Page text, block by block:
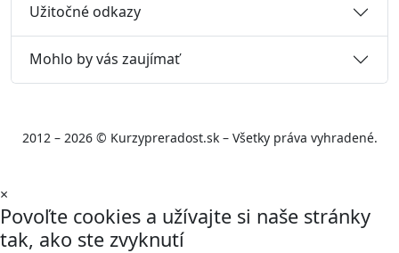
Užitočné odkazy
Mohlo by vás zaujímať
2012 – 2026 © Kurzypreradost.sk – Všetky práva vyhradené.
×
Povoľte cookies a užívajte si naše stránky
tak, ako ste zvyknutí